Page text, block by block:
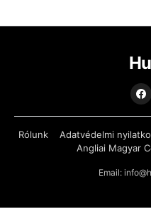
Rólunk Adatvédelmi
Angliai Magyar
Email: